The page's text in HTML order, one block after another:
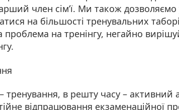
член сім’ї. Ми також дозволяємо
на більшості тренувальних
на тренінгу, негайно
тренування, в решту часу – активний
відпрацювання екзаменаційної